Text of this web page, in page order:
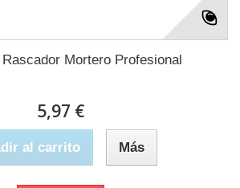
Rascador Mortero Profesional
5,97 €
al carrito Más